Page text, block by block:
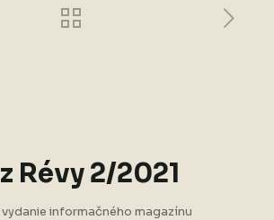
Révy 2/2021
informačného magazínu